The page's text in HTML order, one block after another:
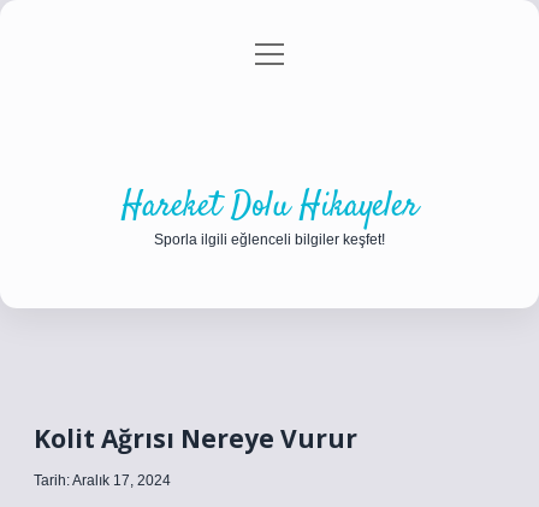
Gizlilik Politikası
menüyü
Hareket Dolu Hikayeler
Sporla ilgili eğlenceli bilgiler keşfet!
Kolit Ağrısı Nereye Vurur
Tarih: Aralık 17, 2024